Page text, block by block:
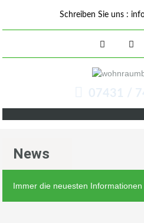
Schreiben Sie uns :
07431 /
News
Immer die neuesten Informationen